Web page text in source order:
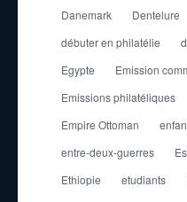
Danemark
Dentelure
débuter en philatélie
Egypte
Emission
Emissions philatéliques
Empire Ottoman
entre-deux-guerres
Ethiopie
etudiants